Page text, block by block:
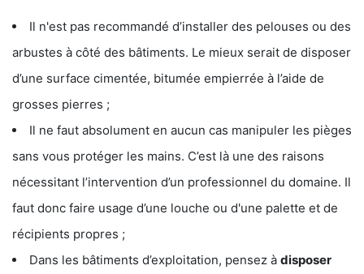
Il n'est pas recommandé d’installer des pelouses ou des
arbustes à côté des bâtiments. Le mieux serait de disposer
d’une surface cimentée, bitumée empierrée à l’aide de
grosses pierres ;
Il ne faut absolument en aucun cas manipuler les pièges
sans vous protéger les mains. C’est là une des raisons
nécessitant l’intervention d’un professionnel du domaine. Il
faut donc faire usage d’une louche ou d'une palette et de
récipients propres ;
Dans les bâtiments d’exploitation, pensez à disposer